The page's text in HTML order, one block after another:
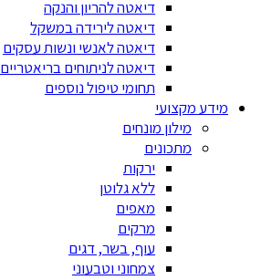
דיאטה להריון והנקה
דיאטה לירידה במשקל
דיאטה לאנשי ונשות עסקים
דיאטה לניתוחים בריאטריים
תחומי טיפול נוספים
מידע מקצועי
מילון מונחים
מתכונים
ירקות
ללא גלוטן
מאפים
מרקים
עוף, בשר, דגים
צמחוני וטבעוני